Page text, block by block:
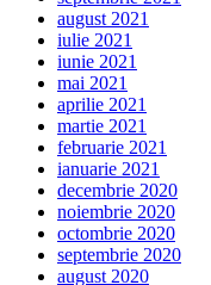
august 2021
iulie 2021
iunie 2021
mai 2021
aprilie 2021
martie 2021
februarie 2021
ianuarie 2021
decembrie 2020
noiembrie 2020
octombrie 2020
septembrie 2020
august 2020